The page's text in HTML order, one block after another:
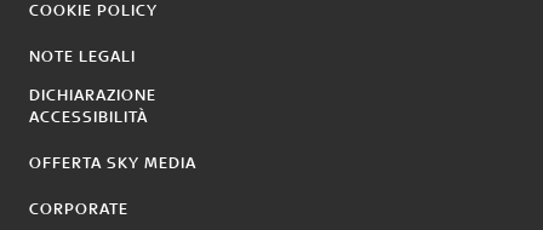
COOKIE POLICY
NOTE LEGALI
DICHIARAZIONE
ACCESSIBILITÀ
OFFERTA SKY MEDIA
CORPORATE